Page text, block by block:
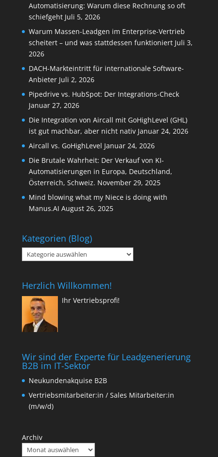
Automatisierung: Warum diese Rechnung so oft
schiefgeht Juli 5, 2026
Warum Massen-Leadgen im Enterprise-Vertrieb
scheitert – und was stattdessen funktioniert Juli 3,
2026
DACH-Markteintritt für internationale Software-
Anbieter Juli 2, 2026
Pipedrive vs. HubSpot: Der Integrations-Check
Januar 27, 2026
Die Integration von Aircall mit GoHighLevel (GHL)
ist gut machbar, aber nicht nativ Januar 24, 2026
Aircall vs. GoHighLevel Januar 24, 2026
Die Brutale Wahrheit: Der Verkauf von KI-
Automatisierungen in Europa, Deutschland,
Österreich, Schweiz. November 29, 2025
Mind blowing what my Niece is doing with
Manus.AI August 26, 2025
Kategorien (Blog)
Kategorien
(Blog)
Herzlich Willkommen!
Ihr Vertriebsprofi!
Wir sind der Experte für Leadgenerierung
B2B im IT-Sektor
Neukundenakquise B2B
Vertriebsmitarbeiter:in / Sales Mitarbeiter:in
(m/w/d)
Archiv